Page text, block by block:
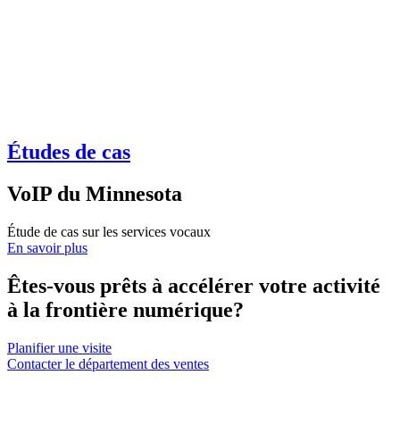
Études de cas
VoIP du Minnesota
Étude de cas sur les services vocaux
En savoir plus
Êtes-vous prêts à accélérer votre activité
à la frontière numérique?
Planifier une visite
Contacter le département des ventes